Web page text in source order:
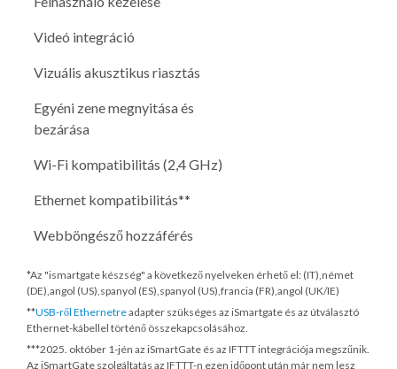
Videó integráció
Vizuális akusztikus riasztás
Egyéni zene megnyitása és
bezárása
Wi-Fi kompatibilitás (2,4 GHz)
Ethernet kompatibilitás**
Webböngésző hozzáférés
*Az "ismartgate készség" a következő nyelveken érhető el: (IT),német
(DE),angol (US),spanyol (ES),spanyol (US),francia (FR),angol (UK/IE)
**USB-ről Ethernetreadapter szükséges az iSmartgate és az útválasztó
Ethernet-kábellel történő összekapcsolásához.
***2025. október 1-jén az iSmartGate és az IFTTT integrációja megszűnik.
Az iSmartGate szolgáltatás az IFTTT-n ezen időpont után már nem lesz